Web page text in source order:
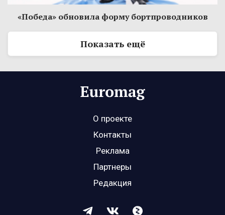
«Победа» обновила форму бортпроводников
Показать ещё
О проекте
Контакты
Реклама
Партнеры
Редакция